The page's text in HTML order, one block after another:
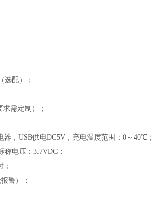
选配）；
需定制）；
器，USB供电DC5V，充电温度范围：0～40℃；
称电压：3.7VDC；
警）；